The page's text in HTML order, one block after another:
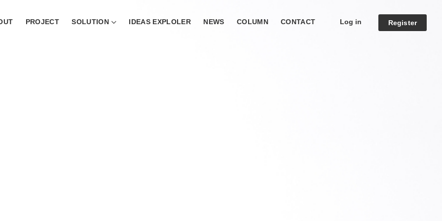
PROJECT SOLUTION IDEAS EXPLOLER NEWS COLUMN CONTACT Log in Register